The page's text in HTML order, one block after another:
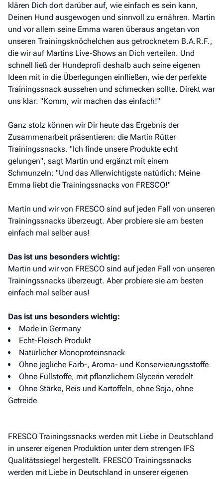
klären Dich dort darüber auf, wie einfach es sein kann,
Deinen Hund ausgewogen und sinnvoll zu ernähren. Martin
und vor allem seine Emma waren überaus angetan von
unseren Trainingsknöchelchen aus getrocknetem B.A.R.F.,
die wir auf Martins Live-Shows an Dich verteilen. Und
schnell ließ der Hundeprofi deshalb auch seine eigenen
Ideen mit in die Überlegungen einfließen, wie der perfekte
Trainingssnack aussehen und schmecken sollte. Direkt war
uns klar: "Komm, wir machen das einfach!"
Ganz stolz können wir Dir heute das Ergebnis der
Zusammenarbeit präsentieren: die Martin Rütter
Trainingssnacks. "Ich finde unsere Produkte echt
gelungen", sagt Martin und ergänzt mit einem
Schmunzeln: "Und das Allerwichtigste natürlich: Meine
Emma liebt die Trainingssnacks von FRESCO!"
Martin und wir von FRESCO sind auf jeden Fall von unseren
Trainingssnacks überzeugt. Aber probiere sie am besten
einfach mal selber aus!
Das ist uns besonders wichtig:
Martin und wir von FRESCO sind auf jeden Fall von unseren
Trainingssnacks überzeugt. Aber probiere sie am besten
einfach mal selber aus!
Das ist uns besonders wichtig:
Made in Germany
Echt-Fleisch Produkt
Natürlicher Monoproteinsnack
Ohne jegliche Farb-, Aroma- und Konservierungsstoffe
Ohne Füllstoffe, mit pflanzlichem Glycerin veredelt
Ohne Stärke, Reis und Kartoffeln, ohne Soja, ohne
Getreide
FRESCO Trainingssnacks werden mit Liebe in Deutschland
in unserer eigenen Produktion unter dem strengen IFS
Qualitätssiegel hergestellt. FRESCO Trainingssnacks
werden mit Liebe in Deutschland in unserer eigenen